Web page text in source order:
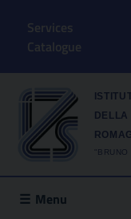
Services
Catalogue
Menu